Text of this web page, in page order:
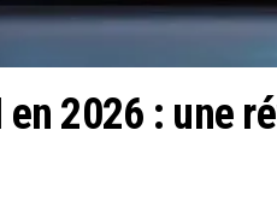
2026 : une